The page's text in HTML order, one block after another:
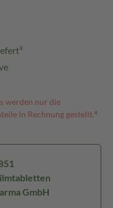
werden nur die
in Rechnung gestellt.⁴
GmbH